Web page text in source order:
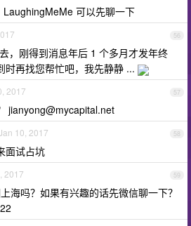
LaughingMeMe 可以先聊一下
56
，刚得到消息年后 1 个多月才发年终
时再找您帮忙吧，我先静静 ...
57
2017
jianyong@mycapital.net
58
10, 2017
面试占坑
59
2017
海吗？如果有兴趣的话先微信聊一下？